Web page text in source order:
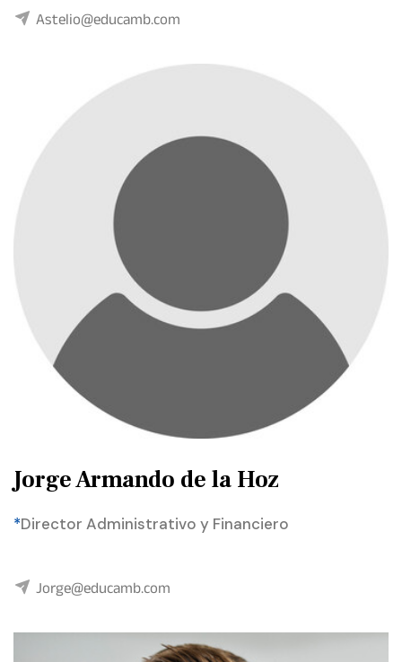
Astelio@educamb.com
Jorge Armando de la Hoz
*Director Administrativo y Financiero
Jorge@educamb.com